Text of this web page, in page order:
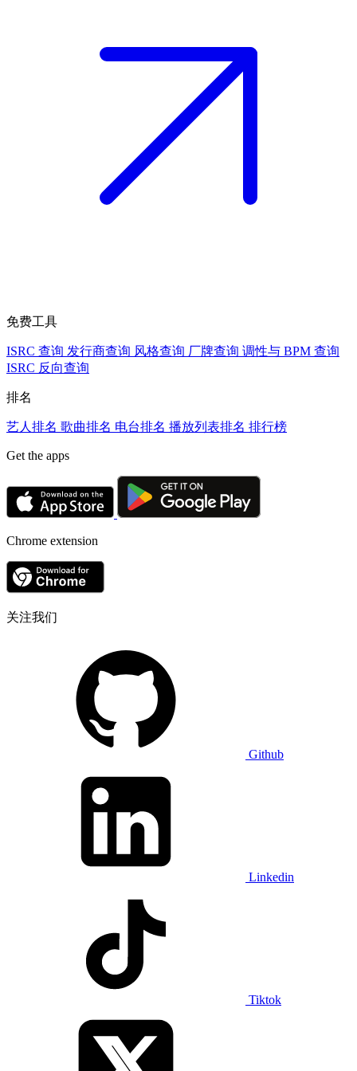
免费工具
ISRC 查询 发行商查询 风格查询 厂牌查询 调性与 BPM 查询
ISRC 反向查询
排名
艺人排名 歌曲排名 电台排名 播放列表排名 排行榜
Get the apps
Chrome extension
关注我们
Github
Linkedin
Tiktok